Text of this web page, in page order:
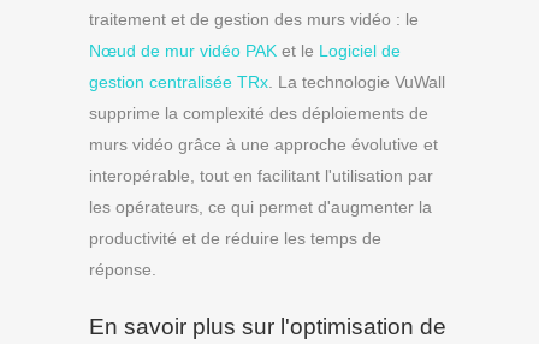
traitement et de gestion des murs vidéo : le
Nœud de mur vidéo PAK et le Logiciel de
gestion centralisée TRx. La technologie VuWall
supprime la complexité des déploiements de
murs vidéo grâce à une approche évolutive et
interopérable, tout en facilitant l'utilisation par
les opérateurs, ce qui permet d'augmenter la
productivité et de réduire les temps de
réponse.
En savoir plus sur l'optimisation de